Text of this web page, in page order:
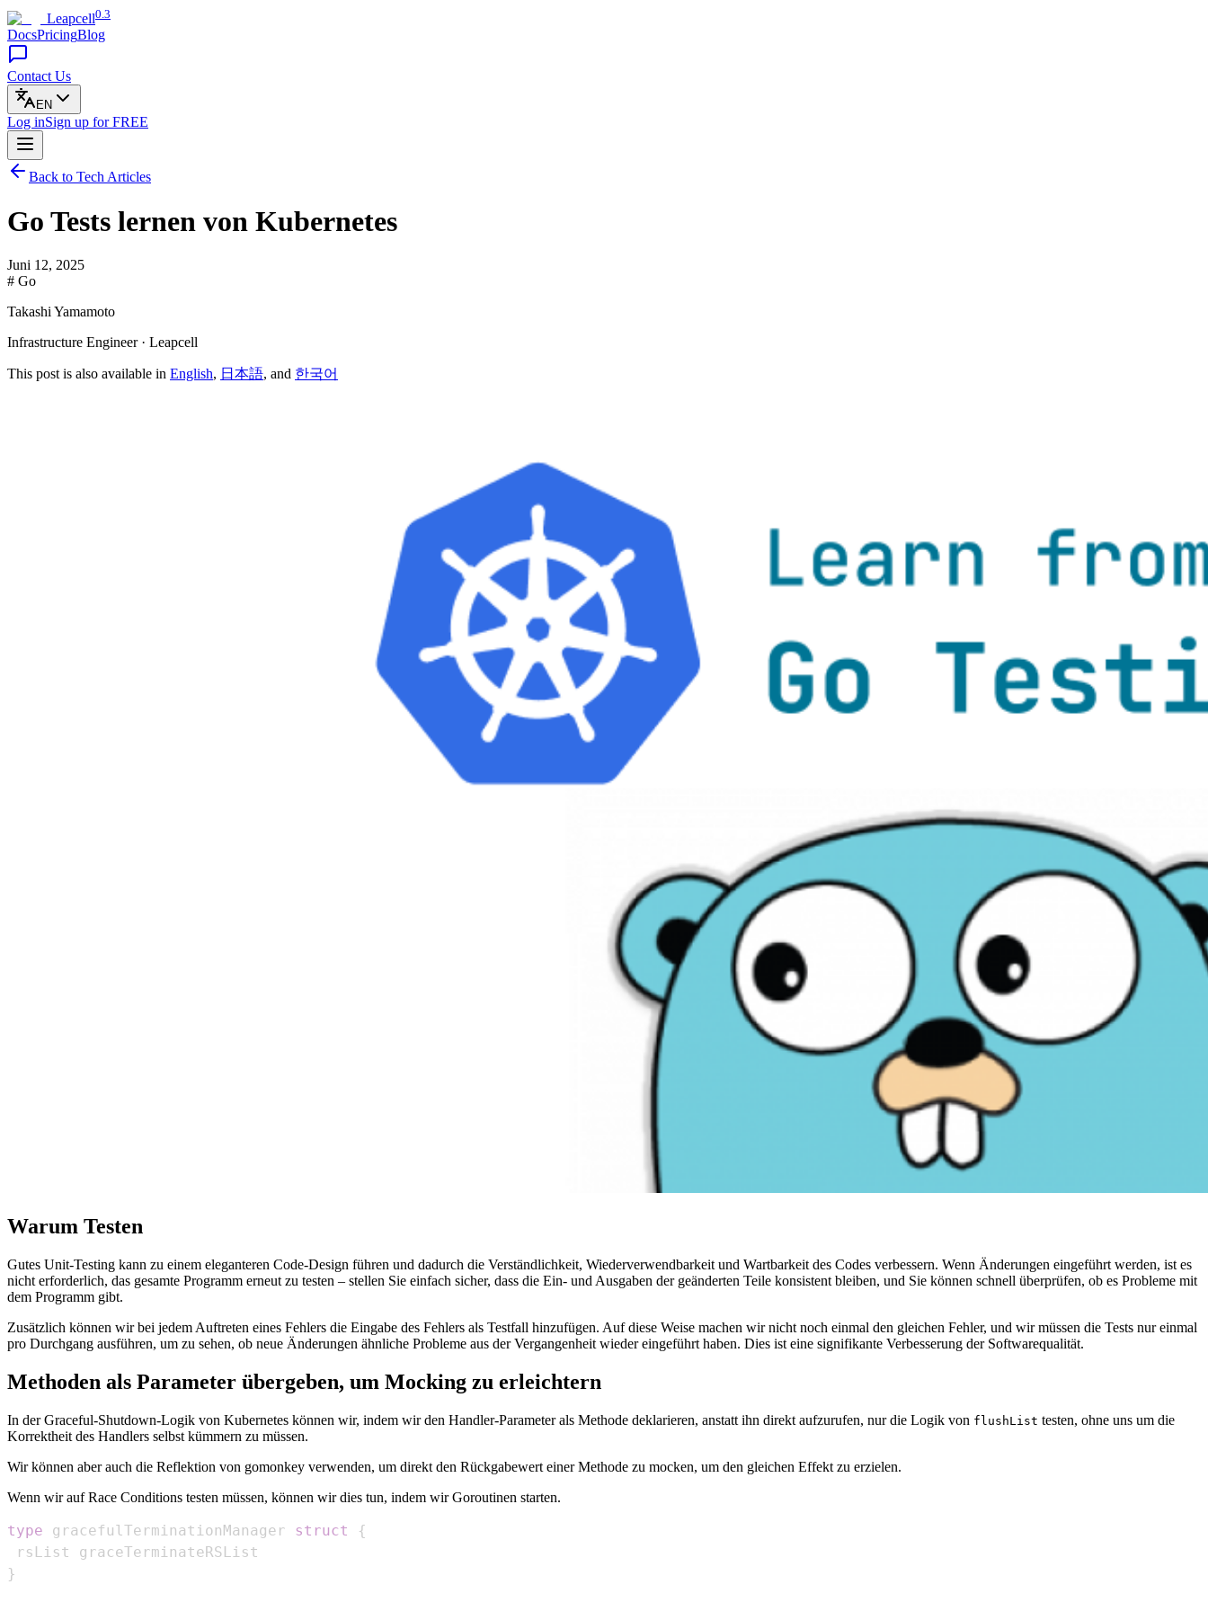
Leapcell0.3
DocsPricingBlog
Contact Us
EN
Log inSign up for FREE
Back to Tech Articles
Go Tests lernen von Kubernetes
Juni 12, 2025
# Go
Takashi Yamamoto
Infrastructure Engineer · Leapcell
This post is also available in English, 日本語, and 한국어
Warum Testen
Gutes Unit-Testing kann zu einem eleganteren Code-Design führen und dadurch die Verständlichkeit, Wiederverwendbarkeit und Wartbarkeit des Codes verbessern. Wenn Änderungen eingeführt werden, ist es
nicht erforderlich, das gesamte Programm erneut zu testen – stellen Sie einfach sicher, dass die Ein- und Ausgaben der geänderten Teile konsistent bleiben, und Sie können schnell überprüfen, ob es Probleme mit
dem Programm gibt.
Zusätzlich können wir bei jedem Auftreten eines Fehlers die Eingabe des Fehlers als Testfall hinzufügen. Auf diese Weise machen wir nicht noch einmal den gleichen Fehler, und wir müssen die Tests nur einmal
pro Durchgang ausführen, um zu sehen, ob neue Änderungen ähnliche Probleme aus der Vergangenheit wieder eingeführt haben. Dies ist eine signifikante Verbesserung der Softwarequalität.
Methoden als Parameter übergeben, um Mocking zu erleichtern
In der Graceful-Shutdown-Logik von Kubernetes können wir, indem wir den Handler-Parameter als Methode deklarieren, anstatt ihn direkt aufzurufen, nur die Logik von flushList testen, ohne uns um die
Korrektheit des Handlers selbst kümmern zu müssen.
Wir können aber auch die Reflektion von gomonkey verwenden, um direkt den Rückgabewert einer Methode zu mocken, um den gleichen Effekt zu erzielen.
Wenn wir auf Race Conditions testen müssen, können wir dies tun, indem wir Goroutinen starten.
type gracefulTerminationManager struct
{
}